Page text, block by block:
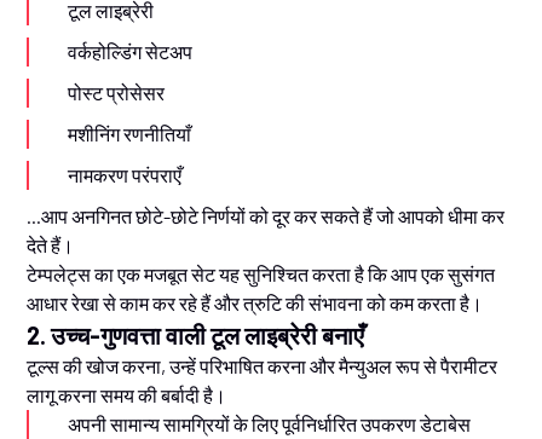
टूल लाइब्रेरी
वर्कहोल्डिंग सेटअप
पोस्ट प्रोसेसर
मशीनिंग रणनीतियाँ
नामकरण परंपराएँ
...आप अनगिनत छोटे-छोटे निर्णयों को दूर कर सकते हैं जो आपको धीमा कर
देते हैं।
टेम्पलेट्स का एक मजबूत सेट यह सुनिश्चित करता है कि आप एक सुसंगत
आधार रेखा से काम कर रहे हैं और त्रुटि की संभावना को कम करता है।
2. उच्च-गुणवत्ता वाली टूल लाइब्रेरी बनाएँ
टूल्स की खोज करना, उन्हें परिभाषित करना और मैन्युअल रूप से पैरामीटर
लागू करना समय की बर्बादी है।
अपनी सामान्य सामग्रियों के लिए पूर्वनिर्धारित उपकरण डेटाबेस